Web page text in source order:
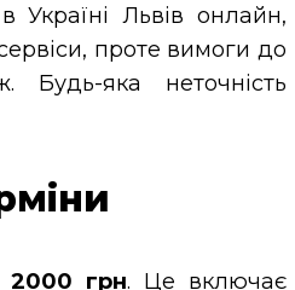
Львів онлайн,
проте вимоги до
Будь-яка неточність
2000 грн. Це включає